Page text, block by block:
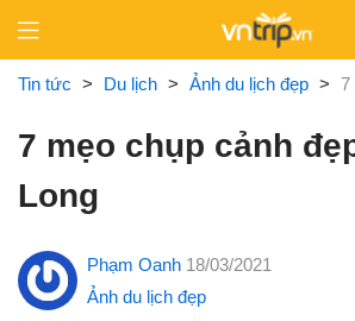
content
Tin tức > Du lịch > Ảnh du lịch đẹp > 7
7 mẹo chụp cảnh
Long
Phạm Oanh 18/03/2021
Ảnh du lịch đẹp